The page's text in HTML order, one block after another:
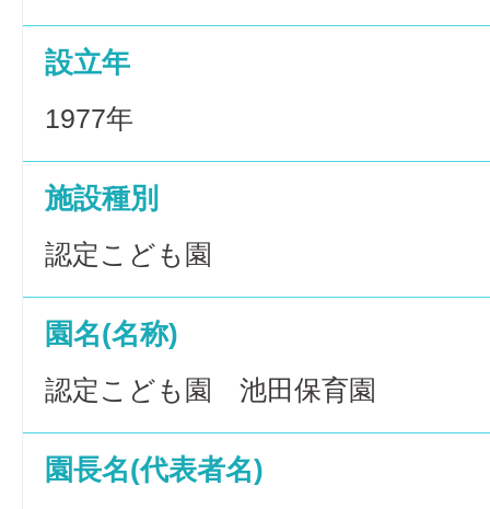
設立年
1977年
施設種別
認定こども園
園名(名称)
認定こども園 池田保育園
園長名(代表者名)